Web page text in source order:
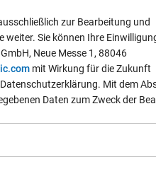
zur Bearbeitung und
Sie können Ihre
Neue Messe 1, 88046
mit Wirkung für die Zukunft
Mit dem
Daten zum Zweck der